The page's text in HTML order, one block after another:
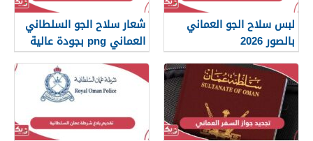
لبس سلاح الجو العماني
بالصور 2026
شعار سلاح الجو السلطاني
العماني png بجودة عالية
2026